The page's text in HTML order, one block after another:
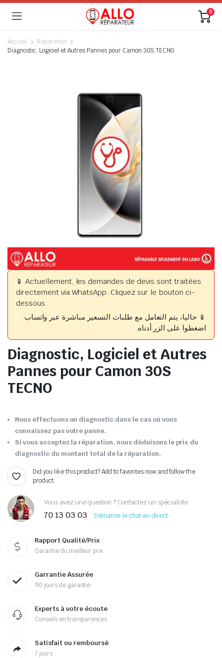
0
Accueil
Réparation
Diagnostic, Logiciel et Autres Pannes pour Camon 30S TECNO
📱 Actuellement, les demandes de devis sont traitées
directement via WhatsApp. Cliquez sur le bouton ci-
dessous.
📱 حاليا، يتم التعامل مع طلبات التسعير مباشرة عبر واتساب.
اضغطوا على الزر أدناه.
Diagnostic, Logiciel et Autres
Pannes pour Camon 30S
TECNO
Nous effectuons un diagnostic dans le cas où vous
connaissez pas votre panne.
Si vous acceptez la réparation, nous déduisons le prix du
diagnostic du montant total de la réparation.
Did you like this product? Add to favorites now and follow the
product.
Vous avez une question ? Contactez un spécialiste
70 13 03 03 Démarrer le chat en direct
Rapport Qualité/Prix
Garantie du meilleur prix
Garrantie Assurée
90 jours de garantie
Experts à votre écoute
Conseils en transparences
Satisfait ou remboursé
7 jours